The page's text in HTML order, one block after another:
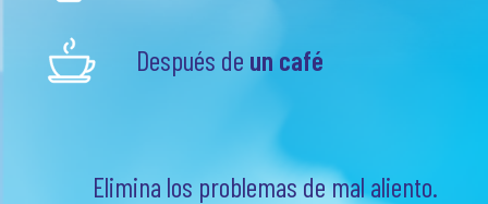
Después de un café
Elimina los problemas de mal aliento.